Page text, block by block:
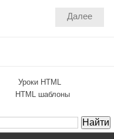
Далее
Уроки HTML
HTML шаблоны